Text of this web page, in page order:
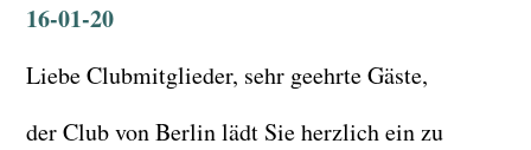
16-01-20
Liebe Clubmitglieder, sehr geehrte Gäste,
der Club von Berlin lädt Sie herzlich ein zu